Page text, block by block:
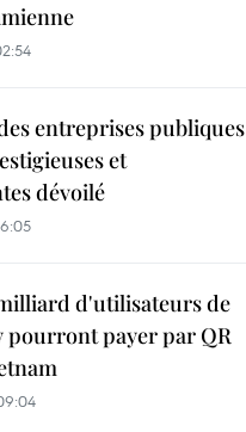
entreprises publiques
et
dévoilé
d'utilisateurs de
pourront payer par QR